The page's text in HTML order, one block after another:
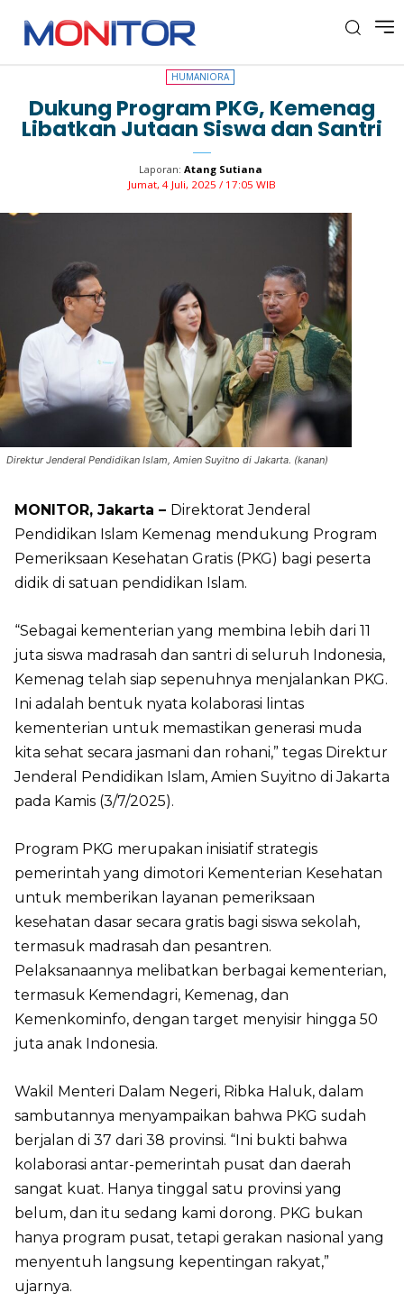
HUMANIORA
HUMANIORA
Dukung Program PKG, Kemenag
Libatkan Jutaan Siswa dan Santri
Laporan: Atang Sutiana
Jumat, 4 Juli, 2025 / 17:05 WIB
Direktur Jenderal Pendidikan Islam, Amien Suyitno di Jakarta. (kanan)
MONITOR, Jakarta – Direktorat Jenderal
Pendidikan Islam Kemenag mendukung Program
Pemeriksaan Kesehatan Gratis (PKG) bagi peserta
didik di satuan pendidikan Islam.
“Sebagai kementerian yang membina lebih dari 11
juta siswa madrasah dan santri di seluruh Indonesia,
Kemenag telah siap sepenuhnya menjalankan PKG.
Ini adalah bentuk nyata kolaborasi lintas
kementerian untuk memastikan generasi muda
kita sehat secara jasmani dan rohani,” tegas Direktur
Jenderal Pendidikan Islam, Amien Suyitno di Jakarta
pada Kamis (3/7/2025).
Program PKG merupakan inisiatif strategis
pemerintah yang dimotori Kementerian Kesehatan
untuk memberikan layanan pemeriksaan
kesehatan dasar secara gratis bagi siswa sekolah,
termasuk madrasah dan pesantren.
Pelaksanaannya melibatkan berbagai kementerian,
termasuk Kemendagri, Kemenag, dan
Kemenkominfo, dengan target menyisir hingga 50
juta anak Indonesia.
Wakil Menteri Dalam Negeri, Ribka Haluk, dalam
sambutannya menyampaikan bahwa PKG sudah
berjalan di 37 dari 38 provinsi. “Ini bukti bahwa
kolaborasi antar-pemerintah pusat dan daerah
sangat kuat. Hanya tinggal satu provinsi yang
belum, dan itu sedang kami dorong. PKG bukan
hanya program pusat, tetapi gerakan nasional yang
menyentuh langsung kepentingan rakyat,”
ujarnya.